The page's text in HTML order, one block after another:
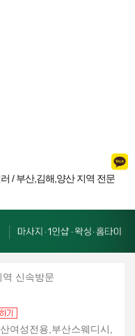
/ 부산,김해,양산 지역 전문
신속방문
여성전용,부산스웨디시,